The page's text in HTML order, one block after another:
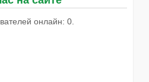
онлайн: 0.